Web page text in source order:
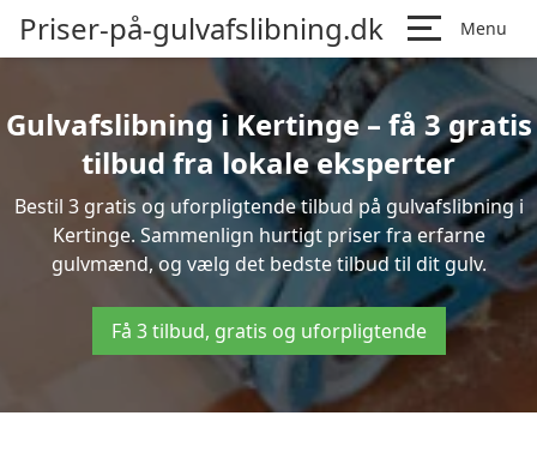
Priser-på-gulvafslibning.dk Menu
Gulvafslibning i Kertinge – få 3 gratis
tilbud fra lokale eksperter
Bestil 3 gratis og uforpligtende tilbud på gulvafslibning i
Kertinge. Sammenlign hurtigt priser fra erfarne
gulvmænd, og vælg det bedste tilbud til dit gulv.
Få 3 tilbud, gratis og uforpligtende